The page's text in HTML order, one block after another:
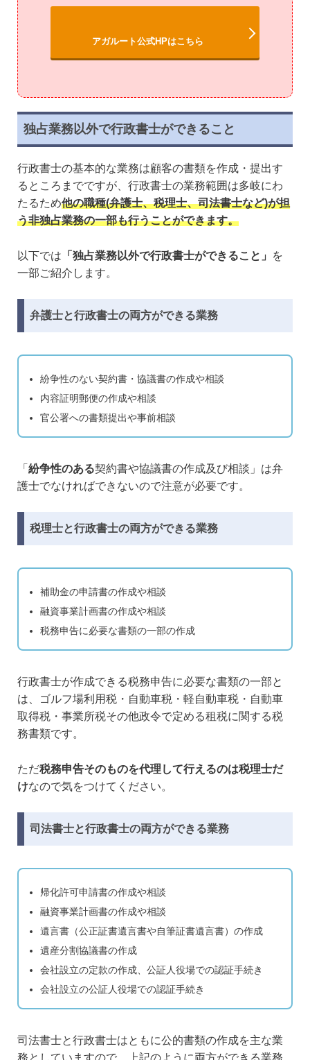
アガルート公式HPはこちら
独占業務以外で行政書士ができること
行政書士の基本的な業務は顧客の書類を作成・提出す
るところまでですが、行政書士の業務範囲は多岐にわ
たるため他の職種(弁護士、税理士、司法書士など)が担
う非独占業務の一部も行うことができます。
以下では 「独占業務以外で行政書士ができること」
を
一部ご紹介します。
弁護士と行政書士の両方ができる業務
紛争性のない契約書・協議書の作成や相談
内容証明郵便の作成や相談
官公署への書類提出や事前相談
「 紛争性のある契約書や協議書の作成及び相談」は弁
護士でなければできないので注意が必要です。
税理士と行政書士の両方ができる業務
補助金の申請書の作成や相談
融資事業計画書の作成や相談
税務申告に必要な書類の一部の作成
行政書士が作成できる税務申告に必要な書類の一部と
は、ゴルフ場利用税・自動車税・軽自動車税・自動車
取得税・事業所税その他政令で定める租税に関する税
務書類です。
ただ税務申告そのものを代理して行えるのは税理士だ
けなので気をつけてください。
司法書士と行政書士の両方ができる業務
帰化許可申請書の作成や相談
融資事業計画書の作成や相談
遺言書（公正証書遺言書や自筆証書遺言書）の作成
遺産分割協議書の作成
会社設立の定款の作成、公証人役場での認証手続き
会社設立の公証人役場での認証手続き
司法書士と行政書士はともに公的書類の作成を主な業
務としていますので、上記のように両方ができる業務